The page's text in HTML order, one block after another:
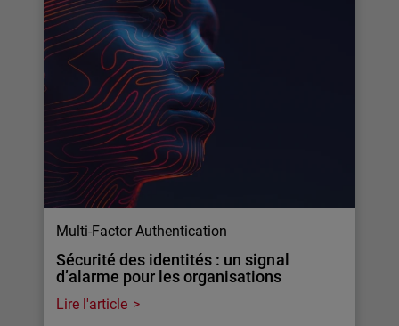
Multi-Factor Authentication
Sécurité des identités : un signal
d’alarme pour les organisations
Lire l'article